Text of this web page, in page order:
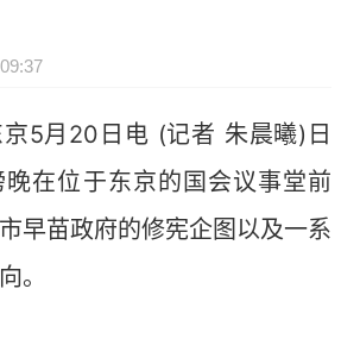
月20日电 (记者 朱晨曦)日
晚在位于东京的国会议事堂前
早苗政府的修宪企图以及一系
。